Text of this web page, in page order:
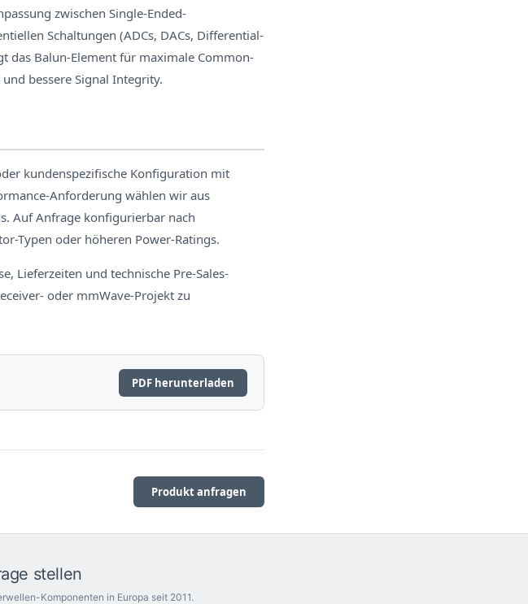
zwischen Single-Ended-
Schaltungen (ADCs, DACs, Differential-
das Balun-Element für maximale Common-
bessere Signal Integrity.
kundenspezifische Konfiguration mit
Anforderung wählen wir aus
Auf Anfrage konfigurierbar nach
Typen oder höheren Power-Ratings.
Lieferzeiten und technische Pre-Sales-
oder mmWave-Projekt zu
PDF herunterladen
Produkt anfragen
stellen
Komponenten in Europa seit 2011.